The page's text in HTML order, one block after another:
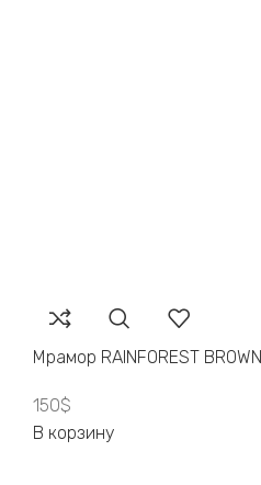
Мрамор RAINFOREST BROWN
150$
В корзину